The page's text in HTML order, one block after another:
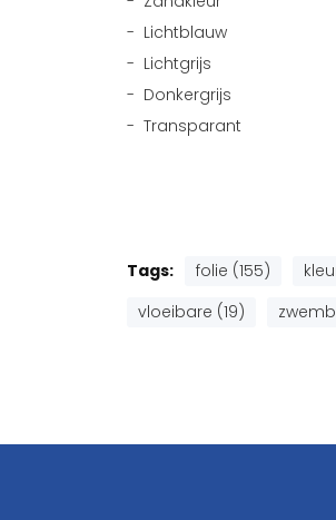
- Lichtblauw
- Lichtgrijs
- Donkergrijs
- Transparant
Tags: folie (155)
vloeibare (19)